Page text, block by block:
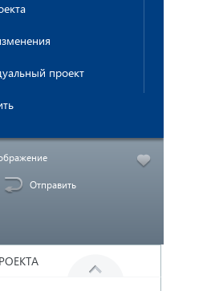
проект
Отправить